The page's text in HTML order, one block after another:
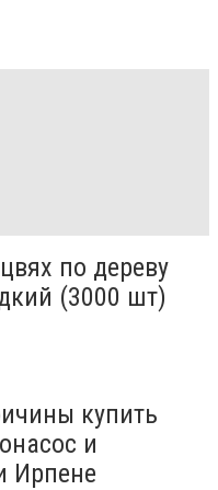
по дереву
(3000 шт)
купить
и
Ирпене